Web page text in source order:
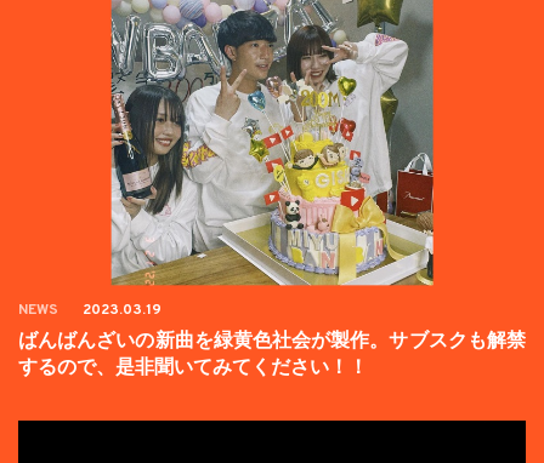
NEWS 2023.03.19
ばんばんざいの新曲を緑黄色社会が製作。サブスクも解禁
するので、是非聞いてみてください！！